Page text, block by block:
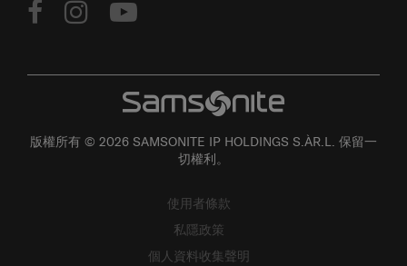
版權所有 © 2026 SAMSONITE IP HOLDINGS S.ÀR.L. 保留一
切權利。
使用者條款
私隱政策
個人資料收集聲明